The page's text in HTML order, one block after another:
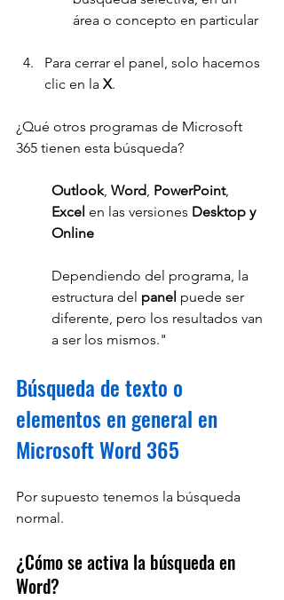
área o concepto en particular
Para cerrar el panel, solo hacemos
clic en la X.
¿Qué otros programas de Microsoft
365 tienen esta búsqueda?
Outlook, Word PowerPoint,
Excel en las versiones Desktop y
Online
Dependiendo del programa, la
estructura del panel puede ser
diferente, pero los resultados van
a ser los mismos."
Búsqueda de texto o
elementos en general en
Microsoft Word 365
Por supuesto tenemos la búsqueda
normal.
¿Cómo se activa la búsqueda en
Word?